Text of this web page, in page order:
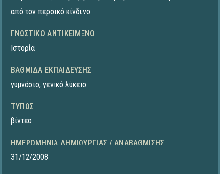
από τον περσικό κίνδυνο.
ΓΝΩΣΤΙΚΌ ΑΝΤΙΚΕΊΜΕΝΟ
Ιστορία
ΒΑΘΜΊΔΑ ΕΚΠΑΊΔΕΥΣΗΣ
γυμνάσιο, γενικό λύκειο
ΤΎΠΟΣ
βίντεο
ΗΜΕΡΟΜΗΝΊΑ ΔΗΜΙΟΥΡΓΊΑΣ / ΑΝΑΒΆΘΜΙΣΗΣ
31/12/2008